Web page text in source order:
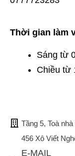
Thời gian làm
Sáng từ
Chiều từ
Tầng 5, Toà
456 Xô Viết
E-MAIL